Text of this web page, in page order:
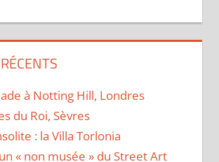
à Notting Hill, Londres
du Roi, Sèvres
: la Villa Torlonia
« non musée » du Street Art